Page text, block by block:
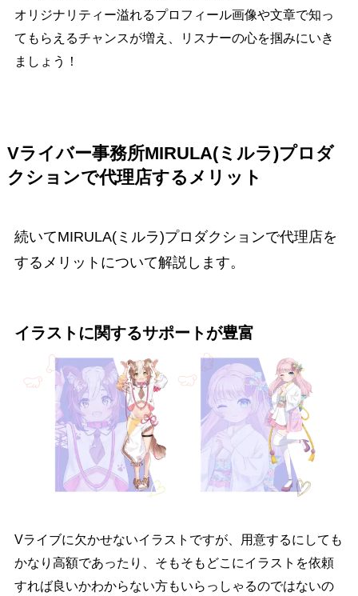
オリジナリティー溢れるプロフィール画像や文章で知っ
てもらえるチャンスが増え、リスナーの心を掴みにいき
ましょう！
Vライバー事務所MIRULA(ミルラ)プロダ
クションで代理店するメリット
続いてMIRULA(ミルラ)プロダクションで代理店を
するメリットについて解説します。
イラストに関するサポートが豊富
Vライブに欠かせないイラストですが、用意するにしても
かなり高額であったり、そもそもどこにイラストを依頼
すれば良いかわからない方もいらっしゃるのではないの